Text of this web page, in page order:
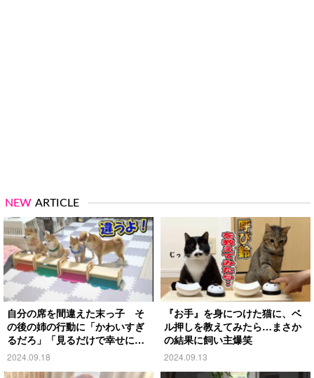
NEW ARTICLE
自分の席を間違えた末っ子 そ
の後の姉の行動に「かわいすぎ
るだろ」「見るだけで幸せにな
る」
2024.09.18
『お手』を身につけた猫に、ベ
ル押しを教えてみたら…まさか
の結果に飼い主爆笑
2024.09.13